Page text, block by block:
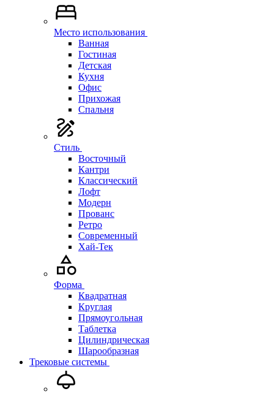
Место использования
Ванная
Гостиная
Детская
Кухня
Офис
Прихожая
Спальня
Стиль
Восточный
Кантри
Классический
Лофт
Модерн
Прованс
Ретро
Современный
Хай-Тек
Форма
Квадратная
Круглая
Прямоугольная
Таблетка
Цилиндрическая
Шарообразная
Трековые системы